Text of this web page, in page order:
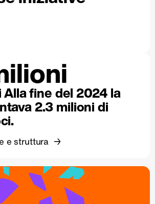
fine del 2024 la
2.3 milioni di
e struttura